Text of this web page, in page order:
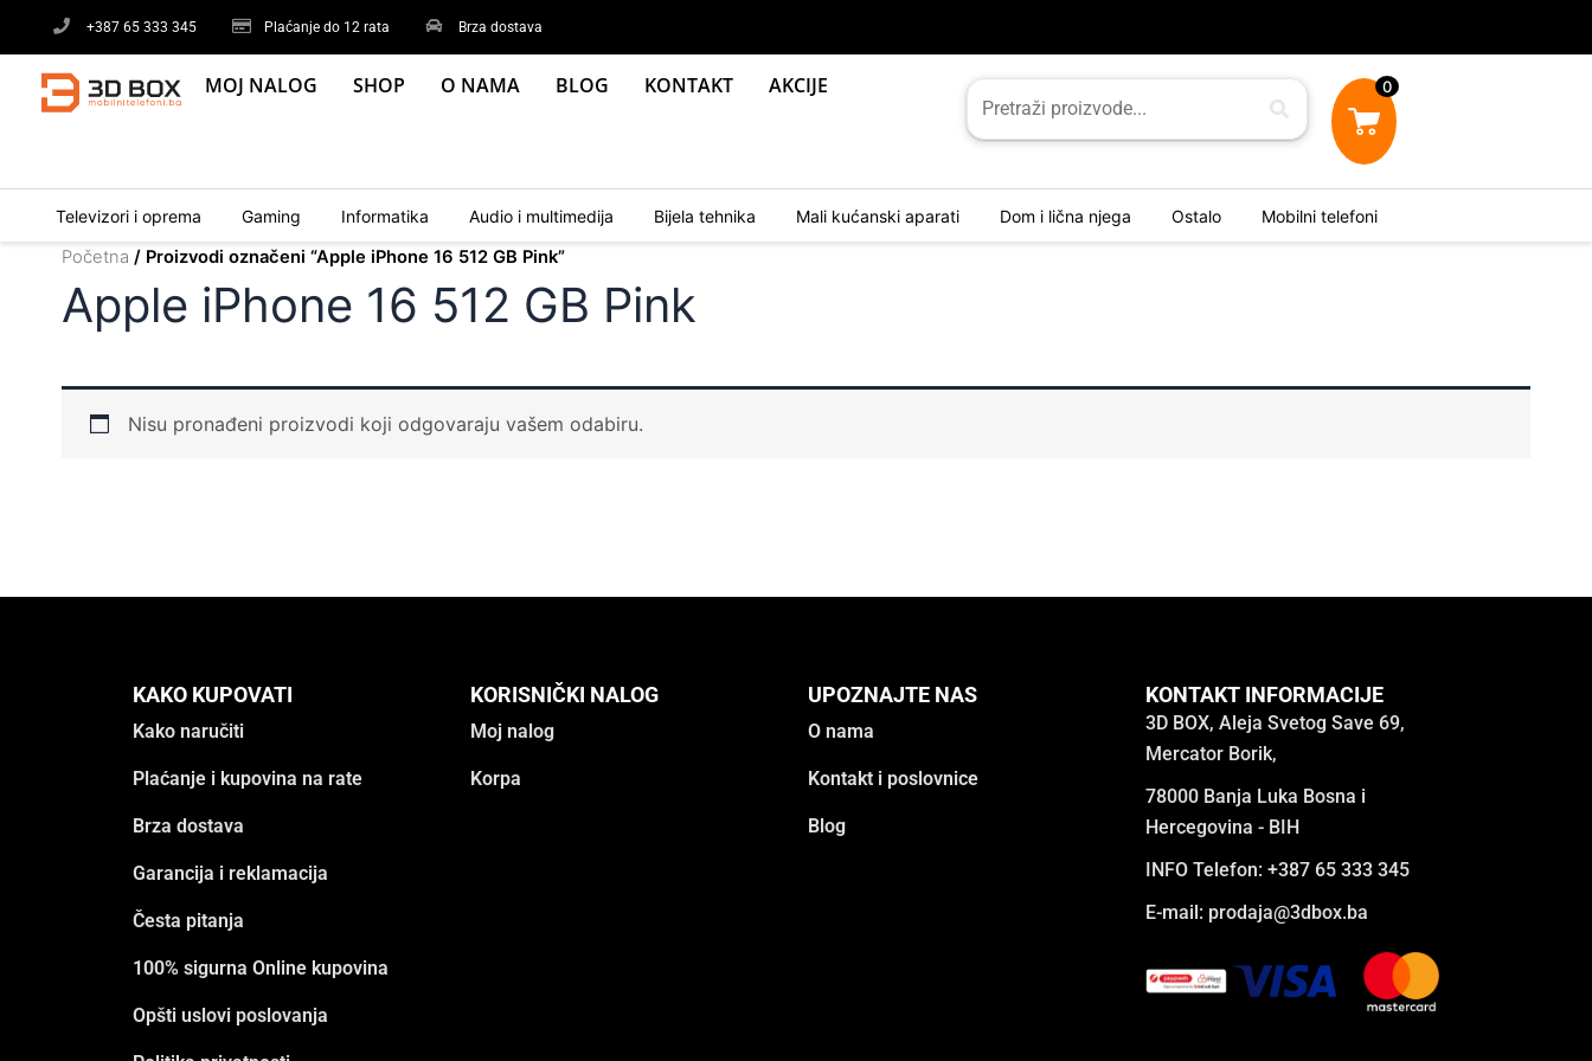
content
+387 65 333 345 Plaćanje do 12 rata Brza dostava
MOJ NALOG SHOP O NAMA BLOG KONTAKT AKCIJE 0
Televizori i oprema Gaming Informatika Audio i multimedija Bijela tehnika Mali kućanski aparati Dom i lična njega Ostalo Mobilni telefoni
Početna / Proizvodi označeni “Apple iPhone 16 512 GB Pink”
Apple iPhone 16 512 GB Pink
Nisu pronađeni proizvodi koji odgovaraju vašem odabiru.
KAKO KUPOVATI
Kako naručiti
Plaćanje i kupovina na rate
Brza dostava
Garancija i reklamacija
Česta pitanja
100% sigurna Online kupovina
Opšti uslovi poslovanja
KORISNIČKI NALOG
Moj nalog
Korpa
UPOZNAJTE NAS
O nama
Kontakt i poslovnice
Blog
KONTAKT INFORMACIJE
3D BOX, Aleja Svetog Save 69,
Mercator Borik,
78000 Banja Luka Bosna i
Hercegovina - BIH
INFO Telefon: +387 65 333 345
E-mail: prodaja@3dbox.ba